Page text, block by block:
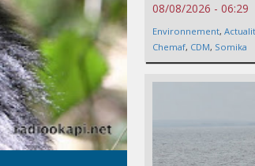
08/08/2026 - 06:29
Environnement,
Chemaf, CDM, Somika